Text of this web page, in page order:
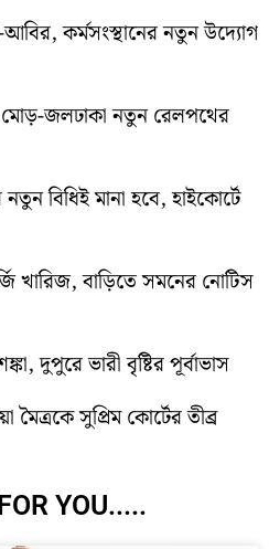
আবির, কর্মসংস্থানের নতুন উদ্যোগ
মোড়-জলঢাকা নতুন রেলপথের
বিধিই মানা হবে, হাইকোর্টে
খারিজ, বাড়িতে সমনের নোটিস
দুপুরে ভারী বৃষ্টির পূর্বাভাস
মৈত্রকে সুপ্রিম কোর্টের তীব্র
YOU.....